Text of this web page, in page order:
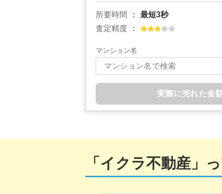
所要時間
最短3秒
査定精度
マンション名
実際に売れた金
「イクラ不動産」